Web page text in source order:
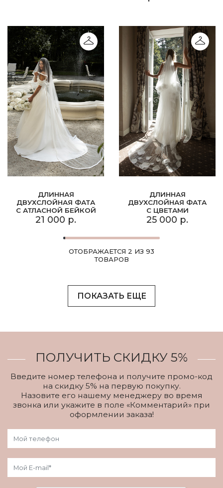
ДЛИННАЯ
ДВУХСЛОЙНАЯ ФАТА
С АТЛАСНОЙ БЕЙКОЙ
21 000 р.
ДЛИННАЯ
ДВУХСЛОЙНАЯ ФАТА
С ЦВЕТАМИ
25 000 р.
ОТОБРАЖАЕТСЯ 2 ИЗ 93
ТОВАРОВ
ПОКАЗАТЬ ЕЩЕ
ПОЛУЧИТЬ СКИДКУ 5%
Введите номер телефона и получите промо-код
на скидку 5% на первую покупку.
Назовите его нашему менеджеру во время
звонка или укажите в поле «Комментарий» при
оформлении заказа!